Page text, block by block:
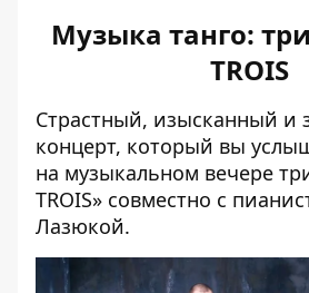
Музыка танго:
TROIS
Страстный, изысканный и
концерт, который вы
на музыкальном вечере
TROIS» совместно с
Лазюкой.